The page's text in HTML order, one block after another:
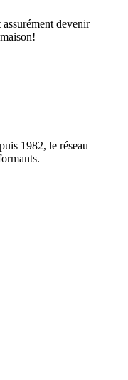
devenir
1982, le réseau